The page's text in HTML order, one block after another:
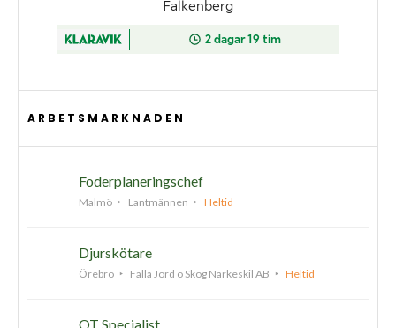
ARBETSMARKNADEN
Foderplaneringschef
Malmö Lantmännen Heltid
Djurskötare
Örebro Falla Jord o Skog Närkeskil AB Heltid
OT Specialist